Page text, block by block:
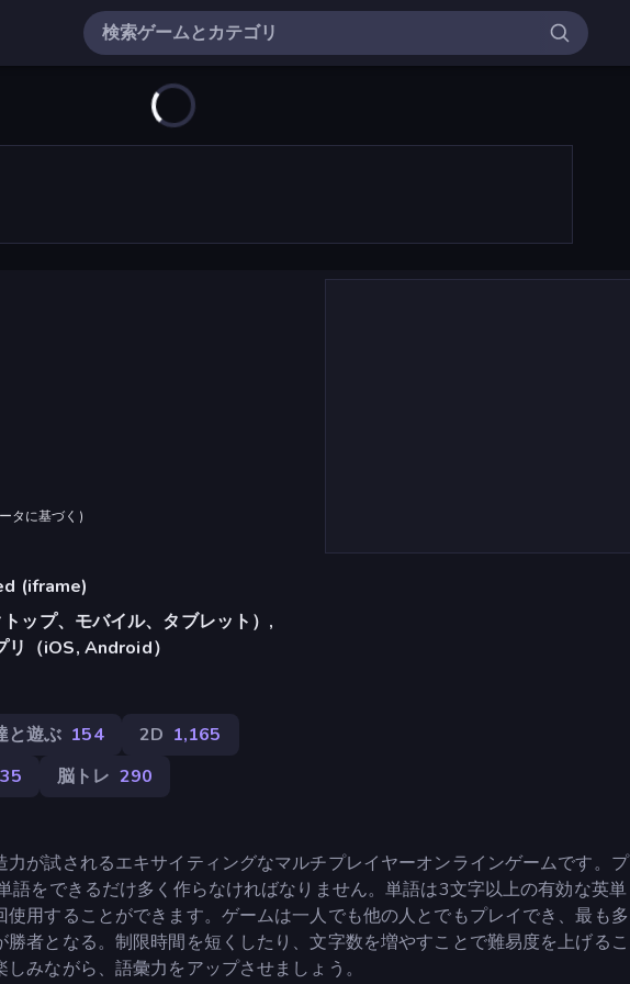
タに基づく )
(iframe)
ップ、モバイル、タブレット）,
（iOS, Android）
と遊ぶ 154 2D 1,165
脳トレ 290
が試されるエキサイティングなマルチプレイヤーオンラインゲームです。プ
語をできるだけ多く作らなければなりません。単語は3文字以上の有効な英単
用することができます。ゲームは一人でも他の人とでもプレイでき、最も多
者となる。制限時間を短くしたり、文字数を増やすことで難易度を上げるこ
みながら、語彙力をアップさせましょう。